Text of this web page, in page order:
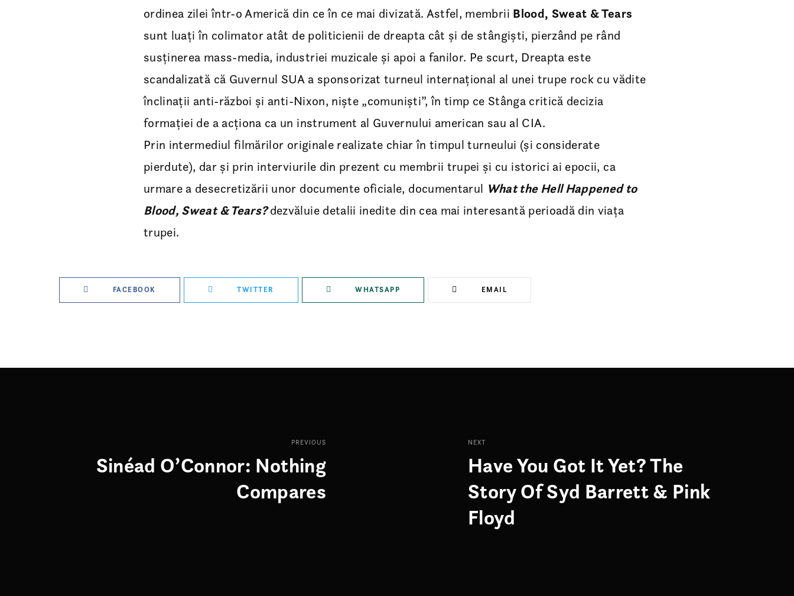
ordinea zilei într-o Americă din ce în ce mai divizată. Astfel, membrii Blood, Sweat & Tears
sunt luați în colimator atât de politicienii de dreapta cât și de stângiști, pierzând pe rând
susținerea mass-media, industriei muzicale și apoi a fanilor. Pe scurt, Dreapta este
scandalizată că Guvernul SUA a sponsorizat turneul internațional al unei trupe rock cu vădite
înclinații anti-război și anti-Nixon, niște „comuniști”, în timp ce Stânga critică decizia
formației de a acționa ca un instrument al Guvernului american sau al CIA.
Prin intermediul filmărilor originale realizate chiar în timpul turneului (și considerate
pierdute), dar și prin interviurile din prezent cu membrii trupei și cu istorici ai epocii, ca
urmare a desecretizării unor documente oficiale, documentarul What the Hell Happened to
Blood, Sweat & Tears?dezvăluie detalii inedite din cea mai interesantă perioadă din viața
trupei.
FACEBOOK TWITTER WHATSAPP EMAIL
PREVIOUS
Sinéad O’Connor: Nothing
Compares
NEXT
Have You Got It Yet? The
Story Of Syd Barrett & Pink
Floyd